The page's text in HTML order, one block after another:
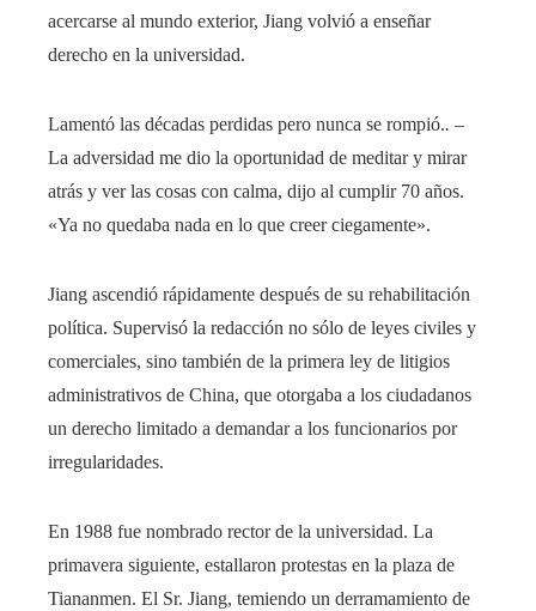
acercarse al mundo exterior, Jiang volvió a enseñar
derecho en la universidad.
Lamentó las décadas perdidas pero nunca se rompió.. –
La adversidad me dio la oportunidad de meditar y mirar
atrás y ver las cosas con calma, dijo al cumplir 70 años.
«Ya no quedaba nada en lo que creer ciegamente».
Jiang ascendió rápidamente después de su rehabilitación
política. Supervisó la redacción no sólo de leyes civiles y
comerciales, sino también de la primera ley de litigios
administrativos de China, que otorgaba a los ciudadanos
un derecho limitado a demandar a los funcionarios por
irregularidades.
En 1988 fue nombrado rector de la universidad. La
primavera siguiente, estallaron protestas en la plaza de
Tiananmen. El Sr. Jiang, temiendo un derramamiento de